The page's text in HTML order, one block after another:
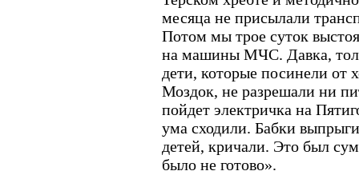
месяца не присылали
Потом мы трое суток
на машины МЧС. Давка,
дети, которые посинели от
Моздок, не разрешали ни
пойдет электричка на
ума сходили. Бабки
детей, кричали. Это был
было не готово».